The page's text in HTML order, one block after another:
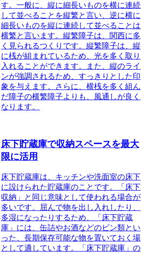
す。一般に、縦に細長いものを横に連続
して並べることを縦繁と言い、逆に横に
細長いものを縦に連続して並べることは
横繁と言います。縦繁障子は、関西に多
く見られるつくりです。縦繁障子は、縦
に桟が組まれているため、光を多く取り
入れることができます。また、縦のライ
ンが強調されるため、すっきりとした印
象を与えます。さらに、横桟を多く組ん
だ障子の横繁障子よりも、風通しが良く
なります。
床下貯蔵庫で収納スペースを最大
限に活用
床下貯蔵庫は、キッチンや洗面室の床下
に設けられた貯蔵庫のことです。
「床下
収納」と同じ意味として使われる場合が
多いです。屈んで物を出し入れしたり、
多湿になったりするため、「床下貯蔵
庫」には、缶詰やお酒などのビン類とい
った、長期保存可能な物を置いておく場
として適しています。
「床下貯蔵庫」の